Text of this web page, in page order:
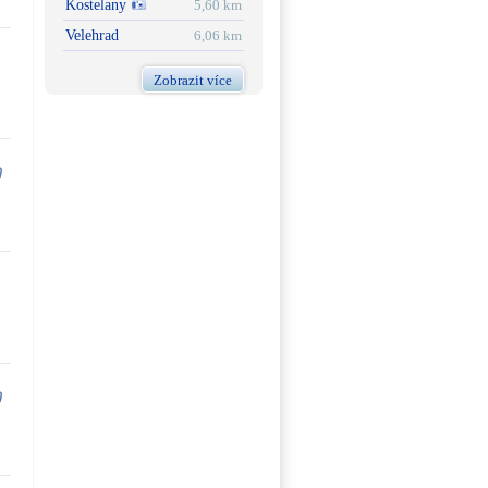
Kostelany
5,60 km
Velehrad
6,06 km
Zobrazit více